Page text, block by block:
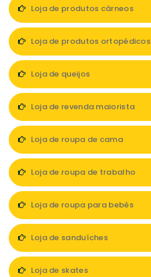
Loja de produtos cárneos
Loja de produtos ortopédicos
Loja de queijos
Loja de revenda maiorista
Loja de roupa de cama
Loja de roupa de trabalho
Loja de roupa para bebés
Loja de sanduíches
Loja de skates